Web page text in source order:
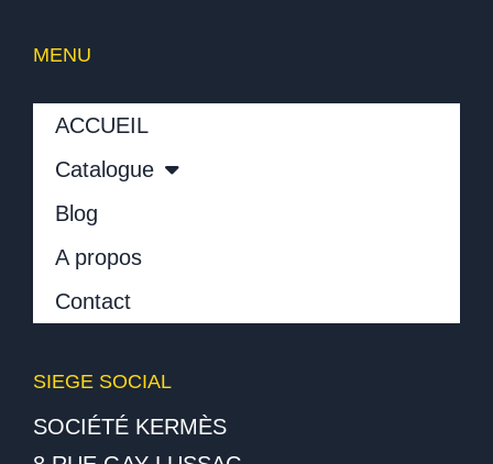
MENU
ACCUEIL
Catalogue
Blog
A propos
Contact
SIEGE SOCIAL
SOCIÉTÉ KERMÈS